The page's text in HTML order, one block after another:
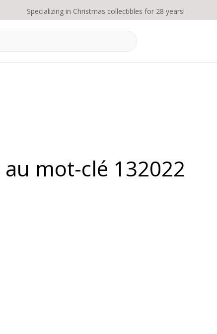
Specializing in Christmas collectibles for 28 years!
mot-clé 132022